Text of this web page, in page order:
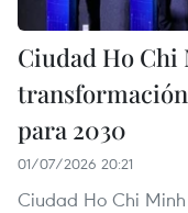
Ciudad Ho
para 2030
01/07/2026 20:21
Ciudad Ho Chi